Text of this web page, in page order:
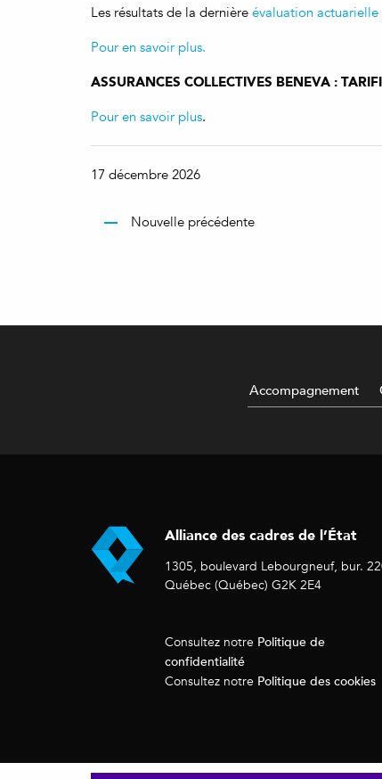
Les résultats de la dernière évaluation
Pour en savoir plus.
ASSURANCES COLLECTIVES BENEVA :
Pour en savoir plus.
17 décembre 2026
Nouvelle précédente
Accompagnement
Alliance des cadres de l’État
1305, boulevard Lebourgneuf, bur.
Québec (Québec) G2K 2E4
Consultez notre Politique de
confidentialité
Consultez notre Politique des cookies